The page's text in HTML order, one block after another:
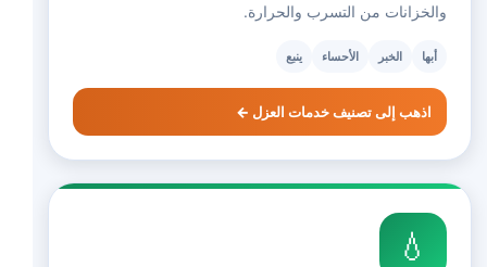
والخزانات من التسرب والحرارة.
أبها الخبر الأحساء ينبع
اذهب إلى تصنيف خدمات العزل ←
💧